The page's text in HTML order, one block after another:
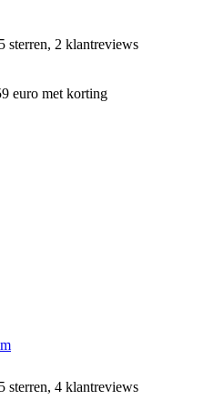
sterren, 2 klantreviews
euro met korting
sterren, 4 klantreviews